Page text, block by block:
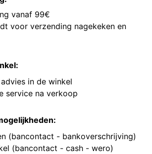
vanaf 99€
voor verzending nagekeken en
in de winkel
service na verkoop
(bancontact - bankoverschrijving)
(bancontact - cash - wero)